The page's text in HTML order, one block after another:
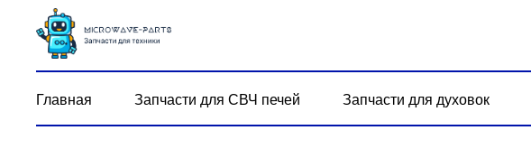
Главная Запчасти для СВЧ печей Запчасти для духовок